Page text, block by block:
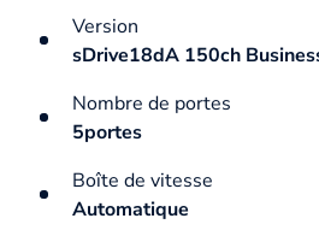
Version
sDrive18dA 150ch
Nombre de portes
5portes
Boîte de vitesse
Automatique